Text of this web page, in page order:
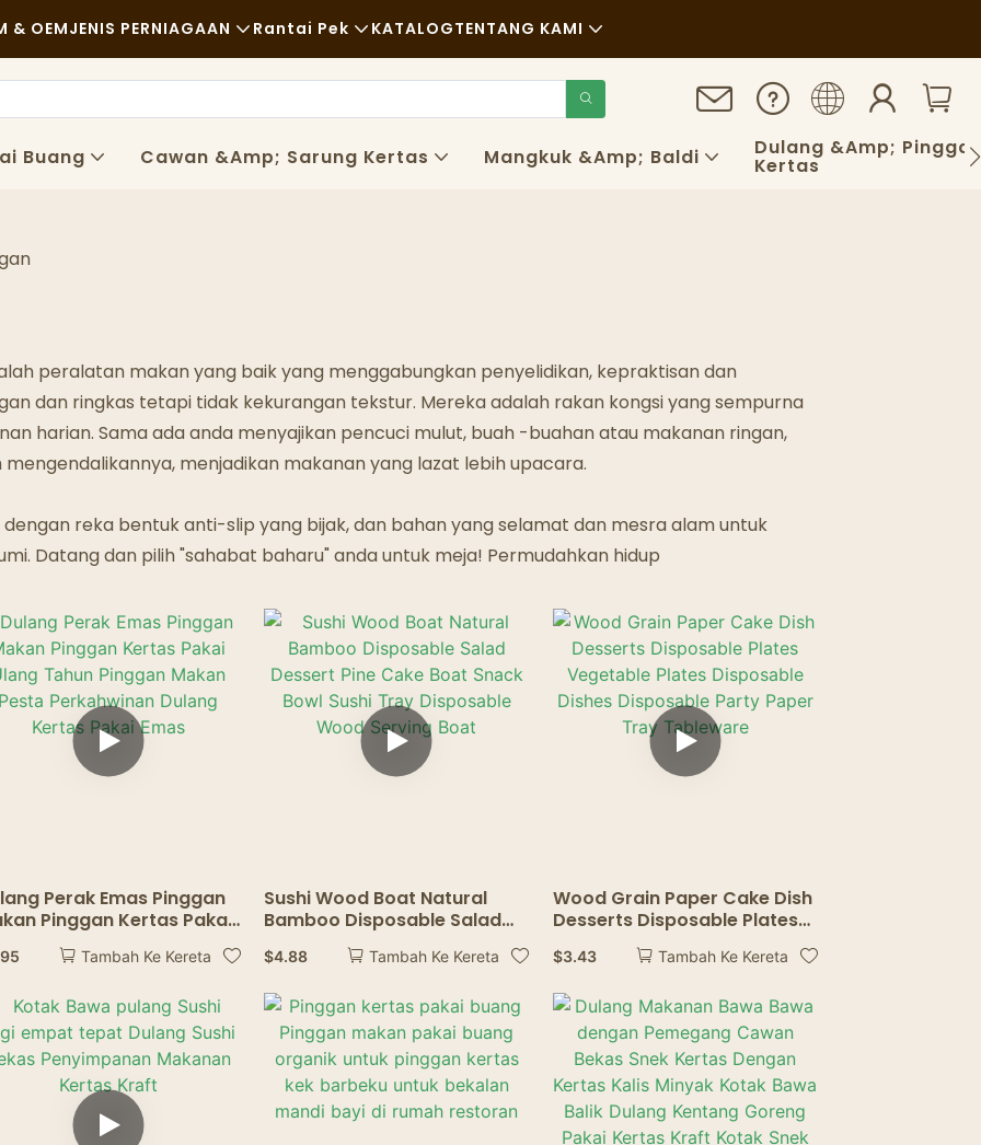
& OEMJENIS PERNIAGAAN
Kedai Roti
Sudu Berminyak
Rantai Pek KATALOGTENTANG KAMI
Buang Cawan &amp; Sarung Kertas Mangkuk &amp; Baldi Dulang &amp;
Kertas
peralatan makan yang baik yang menggabungkan penyelidikan, kepraktisan dan
dan ringkas tetapi tidak kekurangan tekstur. Mereka adalah rakan kongsi yang sempurna
harian. Sama ada anda menyajikan pencuci mulut, buah -buahan atau makanan ringan,
menjadikan makanan yang lazat lebih upacara.
reka bentuk anti-slip yang bijak, dan bahan yang selamat dan mesra alam untuk
Datang dan pilih "sahabat baharu" anda untuk meja! Permudahkan hidup
Perak Emas Pinggan
Pinggan Kertas Pakai
Tahun Pinggan Makan
Perkahwinan Dulang
Tambah Ke Kereta
Sushi Wood Boat Natural
Bamboo Disposable Salad
Dessert Pine Cake Boat
Snack Bowl Sushi Tray
Boat
$4.88 Tambah Ke Kereta
Wood Grain Paper Cake Dish
Desserts Disposable Plates
Vegetable Plates Disposable
Dishes Disposable Party
$3.43 Tambah Ke Kereta